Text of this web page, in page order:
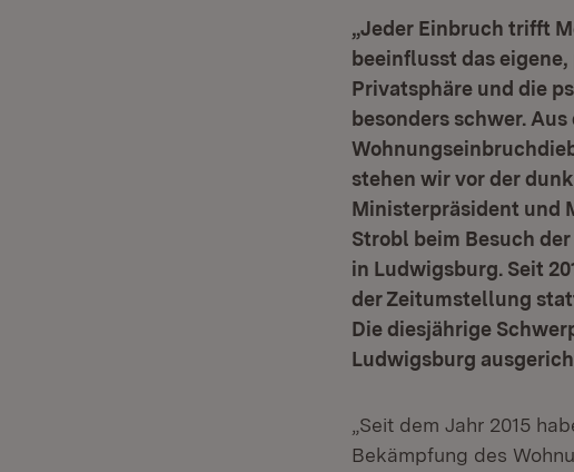
„Jeder Einbruch trifft
beeinflusst das
Privatsphäre und die
besonders schwer.
stehen wir vor der
Ministerpräsident und
Strobl beim Besuch
in Ludwigsburg. Seit
der Zeitumstellung
Die diesjährige
Ludwigsburg
„Seit dem Jahr 2015
Bekämpfung des